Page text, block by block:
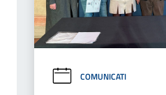
COMUNICATI